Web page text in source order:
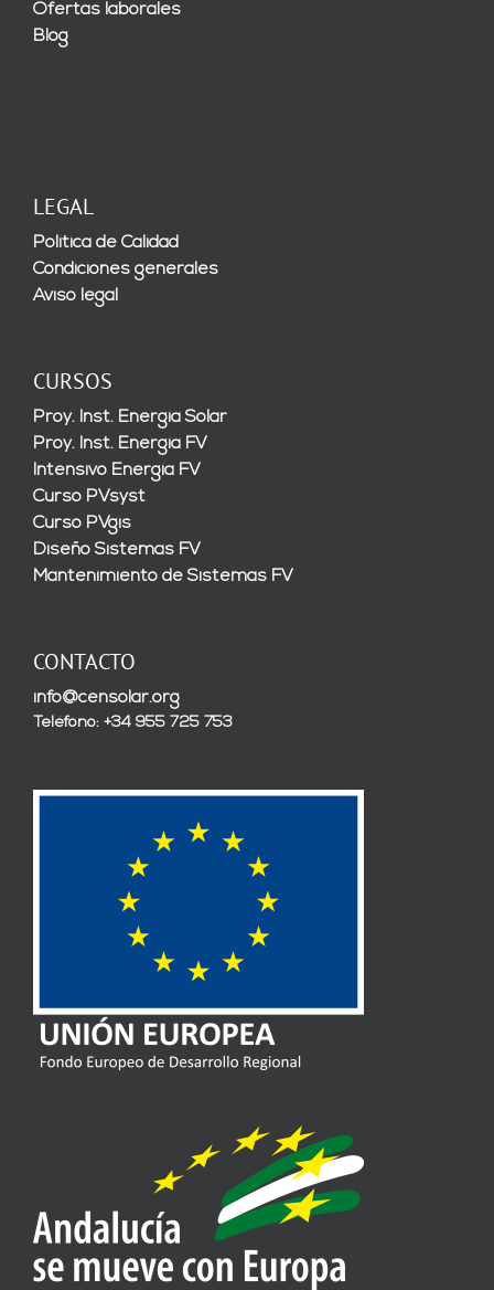
Ofertas laborales
Blog
LEGAL
Política de Calidad
Condiciones generales
Aviso legal
CURSOS
Proy. Inst. Energía Solar
Proy. Inst. Energía FV
Intensivo Energía FV
Curso PVsyst
Curso PVgis
Diseño Sistemas FV
Mantenimiento de Sistemas FV
CONTACTO
info@censolar.org
Teléfono: +34 955 725 753